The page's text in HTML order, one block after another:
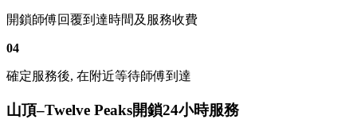
開鎖師傅回覆到達時間及服務收費
04
確定服務後, 在附近等待師傅到達
山頂–Twelve Peaks開鎖24小時服務